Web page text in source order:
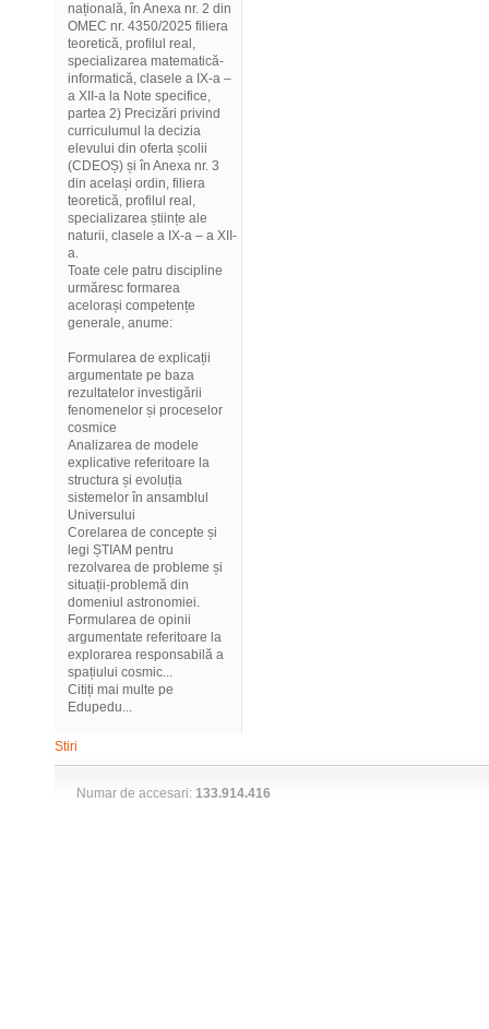
națională, în Anexa nr. 2 din
OMEC nr. 4350/2025 filiera
teoretică, profilul real,
specializarea matematică-
informatică, clasele a IX-a –
a XII-a la Note specifice,
partea 2) Precizări privind
curriculumul la decizia
elevului din oferta școlii
(CDEOȘ) și în Anexa nr. 3
din același ordin, filiera
teoretică, profilul real,
specializarea științe ale
naturii, clasele a IX-a – a XII-
a.
Toate cele patru discipline
urmăresc formarea
acelorași competențe
generale, anume:
Formularea de explicații
argumentate pe baza
rezultatelor investigării
fenomenelor și proceselor
cosmice
Analizarea de modele
explicative referitoare la
structura și evoluția
sistemelor în ansamblul
Universului
Corelarea de concepte și
legi ȘTIAM pentru
rezolvarea de probleme și
situații-problemă din
domeniul astronomiei.
Formularea de opinii
argumentate referitoare la
explorarea responsabilă a
spațiului cosmic...
Citiți mai multe pe
Edupedu...
Stiri
Numar de accesari: 133.914.416